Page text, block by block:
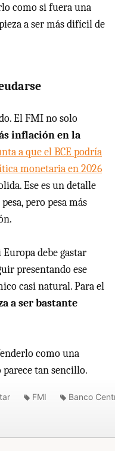
como si fuera una
a ser más difícil de
El FMI no solo
inflación en la
a que el BCE podría
monetaria en 2026
Ese es un detalle
pero pesa más
debe gastar
presentando ese
casi natural. Para el
a ser bastante
como una
tan sencillo.
FMI Banco